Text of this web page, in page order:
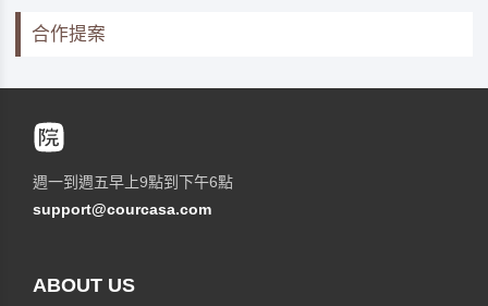
合作提案
週一到週五早上9點到下午6點
support@courcasa.com
ABOUT US